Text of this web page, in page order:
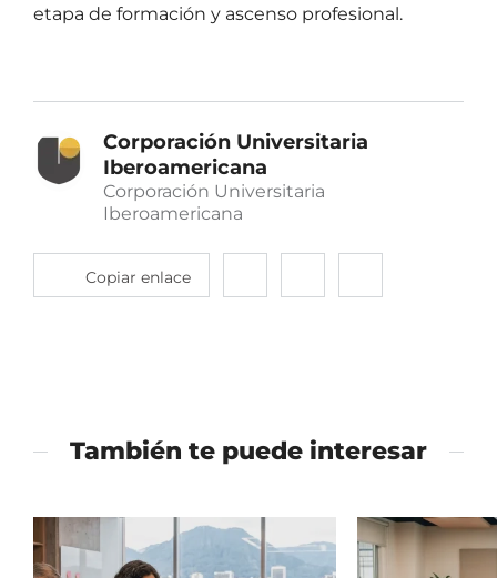
etapa de formación y ascenso profesional.
Corporación Universitaria
Iberoamericana
Corporación Universitaria
Iberoamericana
Copiar enlace
También te puede interesar